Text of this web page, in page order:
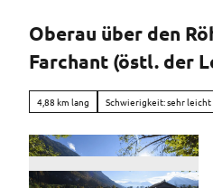
Oberau über den
Farchant (östl. der
4,88 km lang Schwierigkeit: sehr leicht